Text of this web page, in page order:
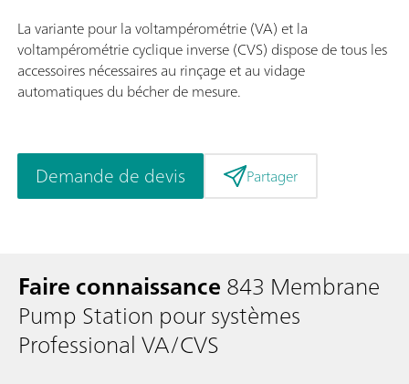
La variante pour la voltampérométrie (VA) et la
voltampérométrie cyclique inverse (CVS) dispose de tous les
accessoires nécessaires au rinçage et au vidage
automatiques du bécher de mesure.
Demande de devis Partager
Faire connaissance843 Membrane
Pump Station pour systèmes
Professional VA/CVS